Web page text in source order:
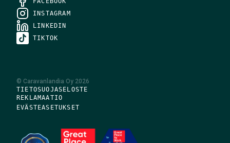
INSTAGRAM
LINKEDIN
TIKTOK
© Caravanlandia Oy 2026
TIETOSUOJASELOSTE
REKLAMAATIO
EVÄSTEASETUKSET